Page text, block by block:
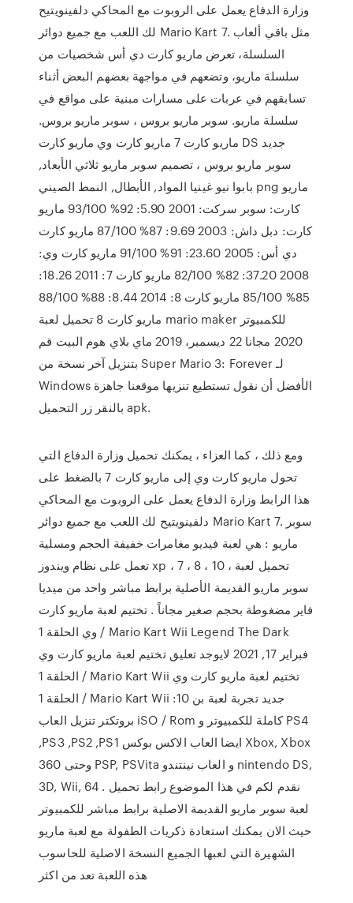
وزارة الدفاع يعمل على الروبوت مع المحاكي دلفينويتيح
لك اللعب مع جميع دوائر Mario Kart 7. مثل باقي ألعاب
السلسلة، تعرض ماريو كارت دي أس شخصيات من
سلسلة ماريو، وتضعهم في مواجهة بعضهم البعض أثناء
تسابقهم في عربات على مسارات مبنية على مواقع في
سلسلة ماريو. سوبر ماريو بروس ، سوبر ماريو بروس.
ماريو كارت 7 ماريو كارت وي ماريو كارت DS جديد
سوبر ماريو بروس ، تصميم سوبر ماريو ثلاثي الأبعاد,
بابوا نيو غينيا المواد, الأبطال, النمط الصيني png ماريو
كارت: سوبر سركت: 2001 5.90: 92% 93/100 ماريو
كارت: دبل داش: 2003 9.69: 87% 87/100 ماريو كارت
دي أس: 2005 23.60: 91% 91/100 ماريو كارت وي:
2008 37.20: 82% 82/100 ماريو كارت 7: 2011 18.26:
85% 85/100 ماريو كارت 8: 2014 8.44: 88% 88/100
ماريو كارت 8 تحميل لعبة mario maker للكمبيوتر
2020 مجانا 22 ديسمبر، 2019 ماي بلاي هوم البيت قم
بتنزيل آخر نسخة من Super Mario 3: Forever لـ
Windows الأفضل أن نقول تستطيع تنزيها موقعنا جاهزة
بالنقر زر التحميل apk.
ومع ذلك ، كما العزاء ، يمكنك تحميل وزارة الدفاع التي
تحول ماريو كارت وي إلى ماريو كارت 7 بالضغط على
هذا الرابط وزارة الدفاع يعمل على الروبوت مع المحاكي
دلفينويتيح لك اللعب مع جميع دوائر Mario Kart 7. سوبر
ماريو : هي لعبة فيديو مغامرات خفيفة الحجم ومسلية
تعمل على نظام ويندوز xp ، 7 ، 8 ، 10 ، تحميل لعبة
سوبر ماريو القديمة الأصلية برابط مباشر واحد من ميديا
فاير مضغوطة بحجم صغير مجاناً . تختيم لعبة ماريو كارت
وي الحلقة 1 / Mario Kart Wii Legend The Dark
فبراير 17, 2021 لايوجد تعليق تختيم لعبة ماريو كارت وي
الحلقة 1 / Mario Kart Wii تختيم لعبة ماريو كارت وي
الحلقة 1 / Mario Kart Wii جديد تجربة لعبة بن 10:
بروتكتر تنزيل العاب iSO / Rom كاملة للكمبيوتر و PS4
,PS3 ,PS2 ,PS1 ايضا العاب الاكس بوكس Xbox, Xbox
360 وحتى PSP, PSVita و العاب نينتندو nintendo DS,
3D, Wii, 64 . نقدم لكم في هذا الموضوع رابط تحميل
لعبة سوبر ماريو القديمة الاصلية برابط مباشر للكمبيوتر
حيث الان يمكنك استعادة ذكريات الطفولة مع لعبة ماريو
الشهيرة التي لعبها الجميع النسخة الاصلية للحاسوب
هذه اللعبة تعد من اكثر